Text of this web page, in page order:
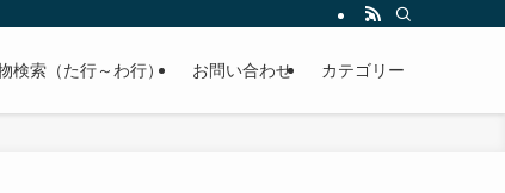
高校・大学の偏差値まで紹介していきます。
検索（た行～わ行） お問い合わせ カテゴリー